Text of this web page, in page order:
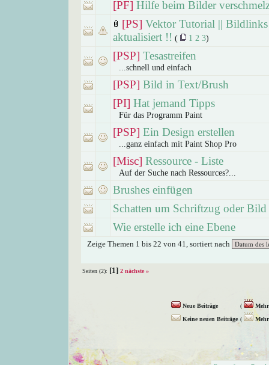
[PF] Hilfe beim Bilder
[PS] Vektor Tutorial || Bildlinks
aktualisiert !! ( 1 2 3)
[PSP] Tesastreifen
...schnell und einfach
[PSP] Bild in Text/Brush
[PI] Hat jemand Tipps
Für das Programm Paint
[PSP] Ein Design erstellen
...ganz einfach mit Paint Shop Pro
[Misc] Ressource - Liste
Auf der Suche nach Ressources?...
Brushes einfügen
Schatten um Schriftzug oder Bild
Wie erstelle ich eine Ebene
Zeige Themen 1 bis 22 von 41, sortiert nach
Seiten (2): [1] 2 nächste »
Neue Beiträge (
Keine neuen Beiträge (